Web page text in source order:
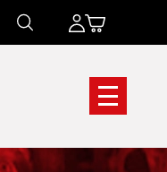
Rechercher